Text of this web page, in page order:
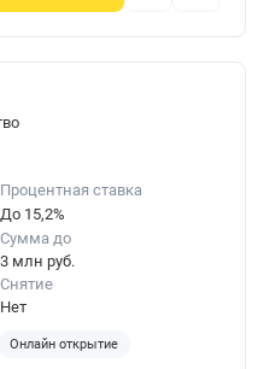
Процентная ставка
До 15,2%
Сумма до
3 млн руб.
Снятие
Нет
Онлайн открытие